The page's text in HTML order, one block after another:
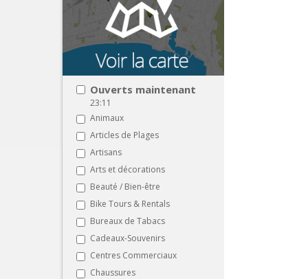
Ouverts maintenant
23:11
Animaux
Articles de Plages
Artisans
Arts et décorations
Beauté / Bien-être
Bike Tours & Rentals
Bureaux de Tabacs
Cadeaux-Souvenirs
Centres Commerciaux
Chaussures